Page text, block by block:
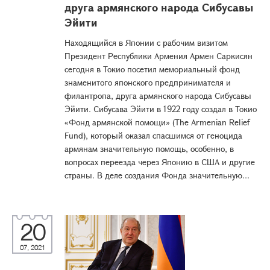
друга армянского народа Сибусавы
Эйити
Находящийся в Японии с рабочим визитом
Президент Республики Армения Армен Саркисян
сегодня в Токио посетил мемориальный фонд
знаменитого японского предпринимателя и
филантропа, друга армянского народа Сибусавы
Эйити. Сибусава Эйити в 1922 году создал в Токио
«Фонд армянской помощи» (The Armenian Relief
Fund), который оказал спасшимся от геноцида
армянам значительную помощь, особенно, в
вопросах переезда через Японию в США и другие
страны. В деле создания Фонда значительную...
20
07, 2021